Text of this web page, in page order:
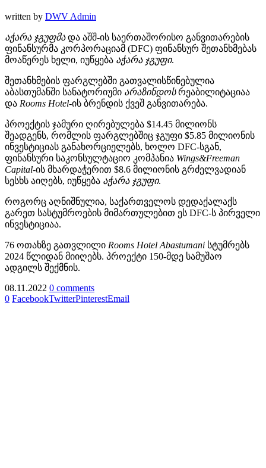
written by DWV Admin
აჭარა ჯგუფმადა აშშ-ის საერთაშორისო განვითარების
ფინანსურმა კორპორაციამ (DFC) ფინანსურ შეთანხმებას
მოაწერეს ხელი, იუწყება აჭარა ჯგუფი.
შეთანხმების ფარგლებში გათვალისწინებულია
აბასთუმანში სანატორიუმი არაზინდოსრეაბილიტაციაა
და Rooms Hotel-ის ბრენდის ქვეშ განვითარება.
პროექტის ჯამური ღირებულება $14.45 მილიონს
შეადგენს, რომლის ფარგლებშიც ჯგუფი $5.85 მილიონის
ინვესტიციას განახორციელებს, ხოლო DFC-სგან,
ფინანსური საკონსულტაციო კომპანია Wings&Freeman
Capital-ის მხარდაჭერით $8.6 მილიონის გრძელვადიან
სესხს აიღებს, იუწყება აჭარა ჯგუფი.
როგორც აღნიშნულია, საქართველოს დედაქალაქს
გარეთ სასტუმროების მიმართულებით ეს DFC-ს პირველი
ინვესტიციაა.
76 ოთახზე გათვლილი Rooms Hotel Abastumani სტუმრებს
2024 წლიდან მიიღებს. პროექტი 150-მდე სამუშაო
ადგილს შექმნის.
08.11.2022 0 comments
0 FacebookTwitterPinterestEmail